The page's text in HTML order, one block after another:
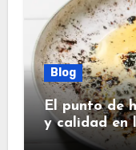
Blog
El punto de
y calidad en